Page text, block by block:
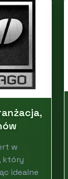
w
który
idealne